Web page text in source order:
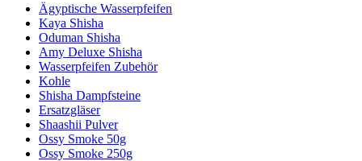
Ägyptische Wasserpfeifen
Kaya Shisha
Oduman Shisha
Amy Deluxe Shisha
Wasserpfeifen Zubehör
Kohle
Shisha Dampfsteine
Ersatzgläser
Shaashii Pulver
Ossy Smoke 50g
Ossy Smoke 250g